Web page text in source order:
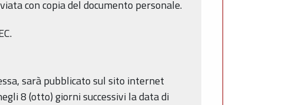
con copia del documento personale.
sarà pubblicato sul sito internet
8 (otto) giorni successivi la data di